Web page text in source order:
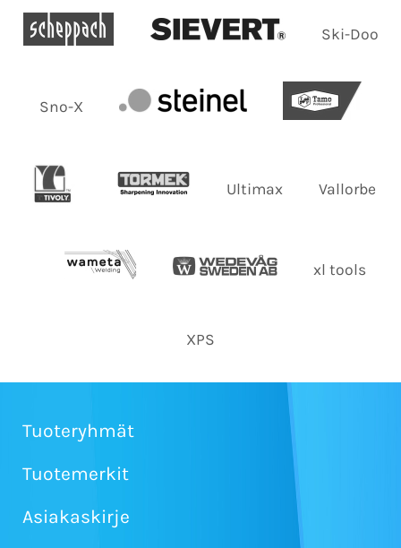
Ski-Doo
Sno-X
Ultimax Vallorbe
xl tools
XPS
Tuoteryhmät
Tuotemerkit
Asiakaskirje